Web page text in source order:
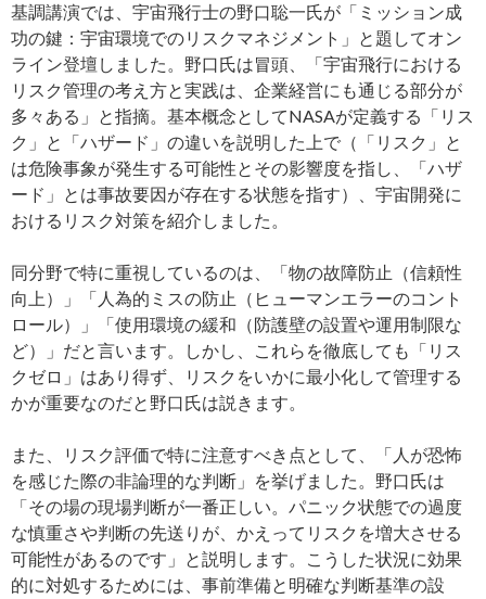
基調講演では、宇宙飛行士の野口聡一氏が「ミッション成
功の鍵：宇宙環境でのリスクマネジメント」と題してオン
ライン登壇しました。野口氏は冒頭、「宇宙飛行における
リスク管理の考え方と実践は、企業経営にも通じる部分が
多々ある」と指摘。基本概念としてNASAが定義する「リス
ク」と「ハザード」の違いを説明した上で（「リスク」と
は危険事象が発生する可能性とその影響度を指し、「ハザ
ード」とは事故要因が存在する状態を指す）、宇宙開発に
おけるリスク対策を紹介しました。
同分野で特に重視しているのは、「物の故障防止（信頼性
向上）」「人為的ミスの防止（ヒューマンエラーのコント
ロール）」「使用環境の緩和（防護壁の設置や運用制限な
ど）」だと言います。しかし、これらを徹底しても「リス
クゼロ」はあり得ず、リスクをいかに最小化して管理する
かが重要なのだと野口氏は説きます。
また、リスク評価で特に注意すべき点として、「人が恐怖
を感じた際の非論理的な判断」を挙げました。野口氏は
「その場の現場判断が一番正しい。パニック状態での過度
な慎重さや判断の先送りが、かえってリスクを増大させる
可能性があるのです」と説明します。こうした状況に効果
的に対処するためには、事前準備と明確な判断基準の設